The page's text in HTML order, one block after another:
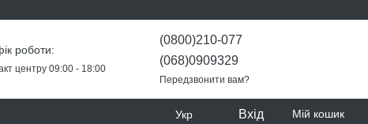
роботи:
центру 09:00 - 18:00
(0800)210-077
(068)0909329
Передзвонити вам?
Укр Вхід Мій кошик